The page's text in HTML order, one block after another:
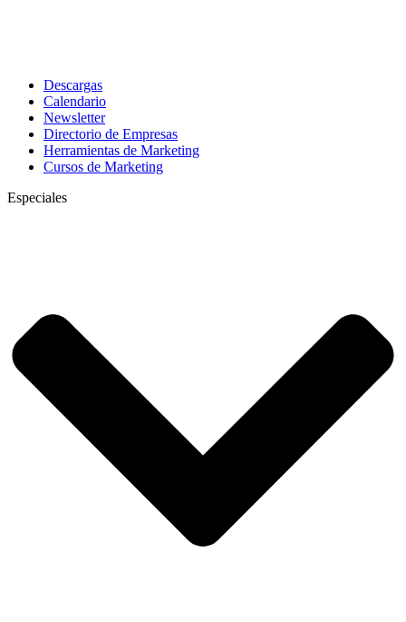
Descargas
Calendario
Newsletter
Directorio de Empresas
Herramientas de Marketing
Cursos de Marketing
Especiales